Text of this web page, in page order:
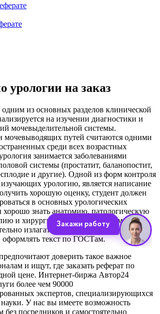
урологии на заказ
одним из основных разделов клинической
на изучении диагностики и
мочевыделительной системы.
мочевыводящих путей считаются одними
среди всех возрастных
занимается заболеваниями
системы (простатит, баланопостит,
и другие). Одной из форм контроля
изучающих урологию, является написание
хорошую оценку, студент должен
в основных урологических
хорошо знать анатомию, патологическую
и хирургию. Также необходимо уметь
излагать свои мысли,
оформлять текст по ГОСТам.
доверить такое важное
и ищут, где заказать реферат по
цене. Интернет-биржа Автор24
более чем 90000
экспертов, специализирующихся
У нас вы имеете возможность
без посредников и самостоятельно